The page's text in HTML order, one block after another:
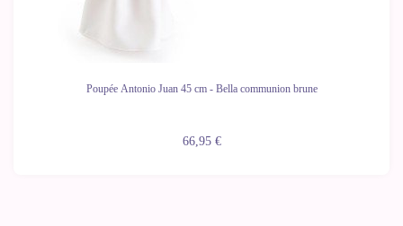
Poupée Antonio Juan 45 cm - Bella communion brune
66,95 €